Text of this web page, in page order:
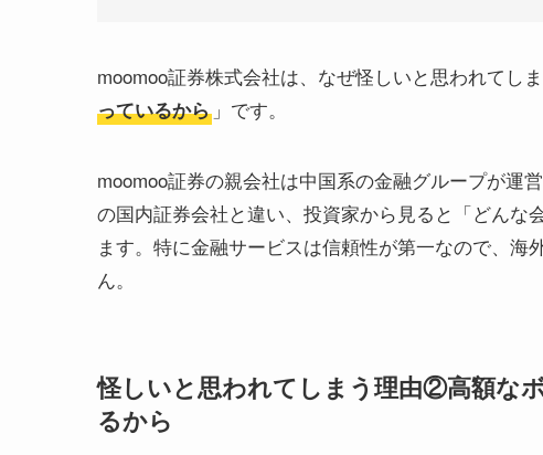
moomoo証券株式会社は、なぜ怪しいと思われてし
っているから 」です。
moomoo証券の親会社は中国系の金融グループが運
の国内証券会社と違い、投資家から見ると「どん
ます。特に金融サービスは信頼性が第一なので、
ん。
怪しいと思われてしまう理由②高額な
るから